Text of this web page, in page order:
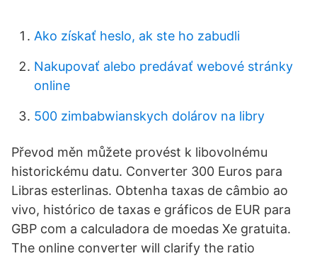
Ako získať heslo, ak ste ho zabudli
Nakupovať alebo predávať webové stránky
online
500 zimbabwianskych dolárov na libry
Převod měn můžete provést k libovolnému
historickému datu. Converter 300 Euros para
Libras esterlinas. Obtenha taxas de câmbio ao
vivo, histórico de taxas e gráficos de EUR para
GBP com a calculadora de moedas Xe gratuita.
The online converter will clarify the ratio